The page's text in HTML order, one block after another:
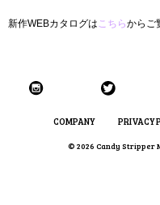
新作WEBカタログは こちらからご
COMPANY PRIVACY
© 2026 Candy Stripper